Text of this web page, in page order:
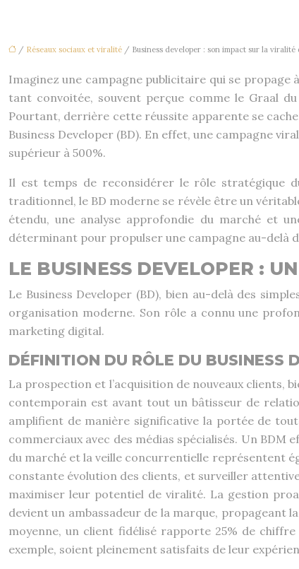
/ Réseaux sociaux et viralité / Business developer : son impact sur la viralité
Imaginez une campagne publicitaire qui se propage
tant convoitée, souvent perçue comme le Graal
Pourtant, derrière cette réussite apparente se
Business Developer (BD). En effet, une campagne
supérieur à 500%.
Il est temps de reconsidérer le rôle stratégique
traditionnel, le BD moderne se révèle être un
étendu, une analyse approfondie du marché et
déterminant pour propulser une campagne au-delà
LE BUSINESS DEVELOPER :
Le Business Developer (BD), bien au-delà des
organisation moderne. Son rôle a connu une
marketing digital.
DÉFINITION DU RÔLE DU BUSINESS
La prospection et l’acquisition de nouveaux clients,
contemporain est avant tout un bâtisseur de
amplifient de manière significative la portée de
commerciaux avec des médias spécialisés. Un
du marché et la veille concurrentielle représentent
constante évolution des clients, et surveiller
maximiser leur potentiel de viralité. La gestion
devient un ambassadeur de la marque, propageant
moyenne, un client fidélisé rapporte 25% de chiffre
exemple, soient pleinement satisfaits de leur